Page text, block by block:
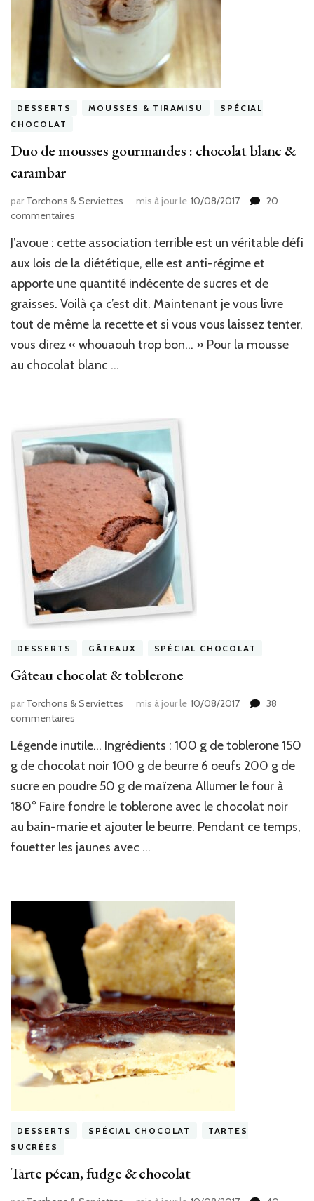
DESSERTS MOUSSES & TIRAMISU
SPÉCIAL
CHOCOLAT
Duo de mousses gourmandes : chocolat blanc &
carambar
par Torchons & Serviettes mis à jour le 10/08/2017
20
commentaires
de
mousses
gourmandes
:
chocolat
blanc
&
carambar
J’avoue : cette association terrible est un véritable défi
aux lois de la diététique, elle est anti-régime et
apporte une quantité indécente de sucres et de
graisses. Voilà ça c’est dit. Maintenant je vous livre
tout de même la recette et si vous vous laissez tenter,
vous direz « whouaouh trop bon… » Pour la mousse
au chocolat blanc …
DESSERTS GÂTEAUX SPÉCIAL CHOCOLAT
Gâteau chocolat & toblerone
par Torchons & Serviettes mis à jour le 10/08/2017
38
commentaires
chocolat
&
Légende inutile… Ingrédients : 100 g de toblerone 150
g de chocolat noir 100 g de beurre 6 oeufs 200 g de
sucre en poudre 50 g de maïzena Allumer le four à
180° Faire fondre le toblerone avec le chocolat noir
au bain-marie et ajouter le beurre. Pendant ce temps,
fouetter les jaunes avec …
DESSERTS SPÉCIAL CHOCOLAT
TARTES
SUCRÉES
Tarte pécan, fudge & chocolat